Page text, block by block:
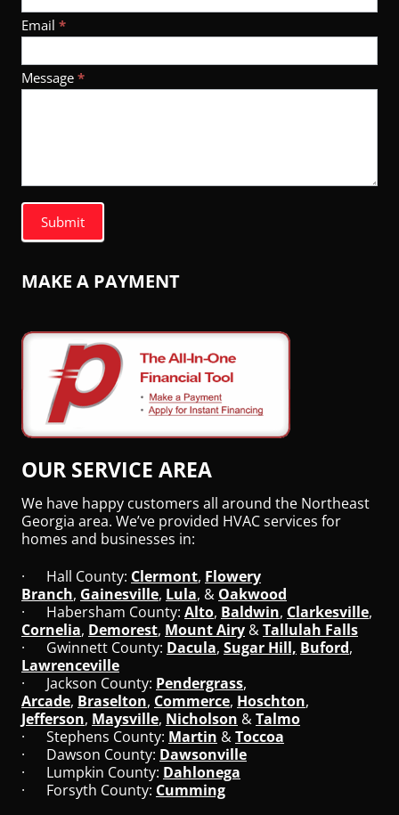
Email *
Message *
Submit
MAKE A PAYMENT
OUR SERVICE AREA
We have happy customers all around the Northeast
Georgia area. We’ve provided HVAC services for
homes and businesses in:
· Hall County: Clermont, Flowery
Branch, Gainesville, Lula, & Oakwood
· Habersham County: Alto, Baldwin, Clarkesville,
Cornelia, Demorest, Mount Airy &Tallulah Falls
· Gwinnett County: Dacula, Sugar Hill, Buford,
Lawrenceville
· Jackson County: Pendergrass,
Arcade, Braselton, Commerce, Hoschton,
Jefferson, Maysville, Nicholson &Talmo
· Stephens County: Martin &Toccoa
· Dawson County: Dawsonville
· Lumpkin County: Dahlonega
· Forsyth County: Cumming